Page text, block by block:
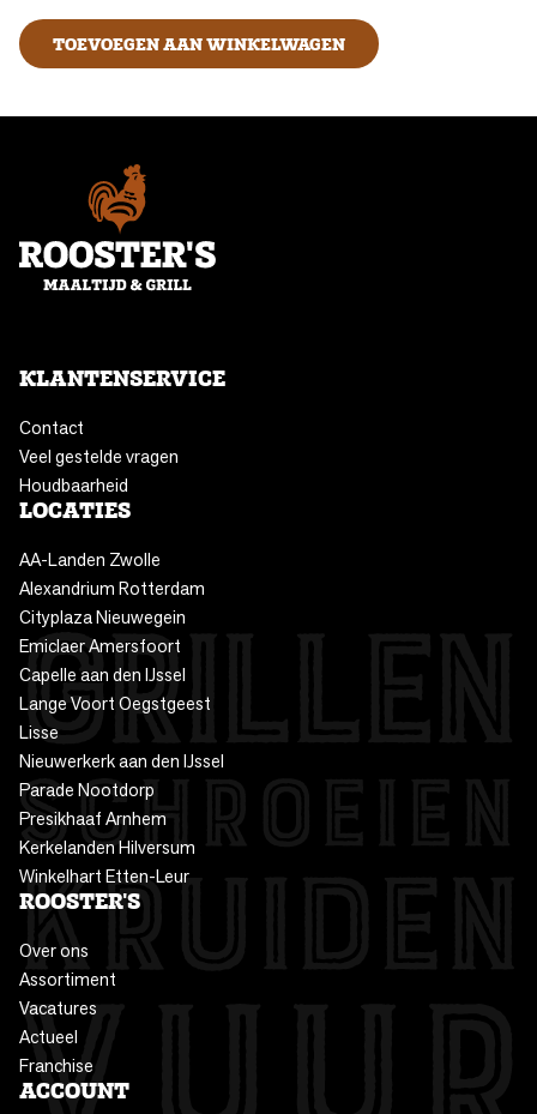
TOEVOEGEN AAN WINKELWAGEN
KLANTENSERVICE
Contact
Veel gestelde vragen
Houdbaarheid
LOCATIES
AA-Landen Zwolle
Alexandrium Rotterdam
Cityplaza Nieuwegein
Emiclaer Amersfoort
Capelle aan den IJssel
Lange Voort Oegstgeest
Lisse
Nieuwerkerk aan den IJssel
Parade Nootdorp
Presikhaaf Arnhem
Kerkelanden Hilversum
Winkelhart Etten-Leur
ROOSTER'S
Over ons
Assortiment
Vacatures
Actueel
Franchise
ACCOUNT